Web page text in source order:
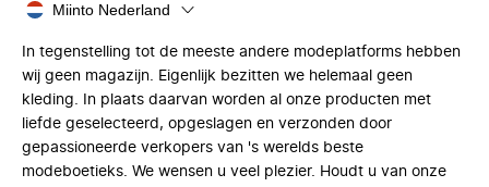
Miinto Nederland
In tegenstelling tot de meeste andere modeplatforms hebben
wij geen magazijn. Eigenlijk bezitten we helemaal geen
kleding. In plaats daarvan worden al onze producten met
liefde geselecteerd, opgeslagen en verzonden door
gepassioneerde verkopers van 's werelds beste
modeboetieks. We wensen u veel plezier. Houdt u van onze